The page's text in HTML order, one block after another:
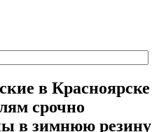
в Красноярске
срочно
в зимнюю резину